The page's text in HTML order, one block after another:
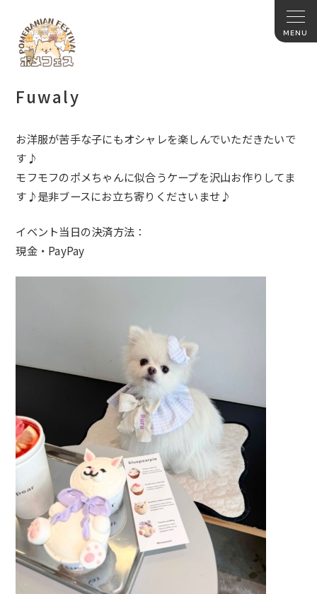
Fuwaly
お洋服が苦手な子にもオシャレを楽しんでいただきたいで
す♪
モフモフのポメちゃんに似合うケープを沢山お作りしてま
す♪是非ブースにお立ち寄りくださいませ♪
イベント当日の決済方法：
現金・PayPay